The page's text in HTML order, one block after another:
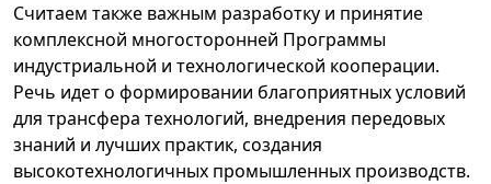
Считаем также важным разработку и принятие
комплексной многосторонней Программы
индустриальной и технологической кооперации.
Речь идет о формировании благоприятных условий
для трансфера технологий, внедрения передовых
знаний и лучших практик, создания
высокотехнологичных промышленных производств.